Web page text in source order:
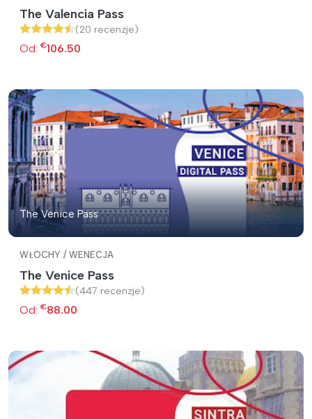
The Valencia Pass
(20 recenzje)
Od: €106.50
The Venice Pass
WŁOCHY / WENECJA
The Venice Pass
(447 recenzje)
Od: €88.00